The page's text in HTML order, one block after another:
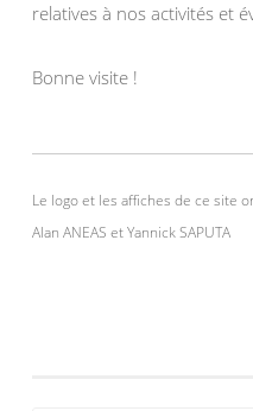
relatives à nos activités et
Bonne visite !
Le logo et les affiches de ce site
Alan ANEAS et Yannick SAPUTA